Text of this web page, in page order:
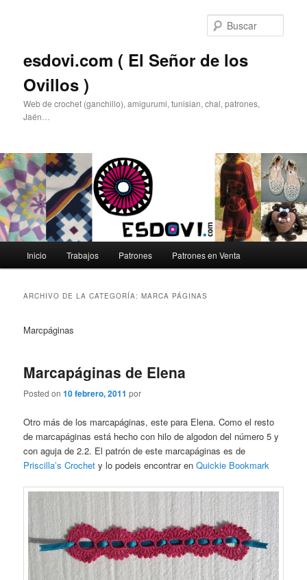
esdovi.com ( El Señor de los
Ovillos )
Web de crochet (ganchillo), amigurumi, tunisian, chal, patrones,
Jaén…
principal
Inicio Trabajos Patrones Patrones en Venta
ARCHIVO DE LA CATEGORÍA:MARCA PÁGINAS
Marcpáginas
Marcapáginas de Elena
Posted on10 febrero, 2011 por
Otro más de los marcapáginas, este para Elena. Como el resto
de marcapáginas está hecho con hilo de algodon del número 5 y
con aguja de 2.2. El patrón de este marcapáginas es de
Priscilla’s Crochet y lo podeis encontrar en Quickie Bookmark